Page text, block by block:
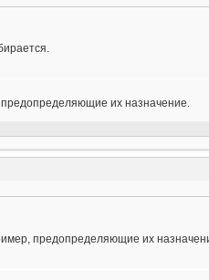
их назначение.
предопределяющие их